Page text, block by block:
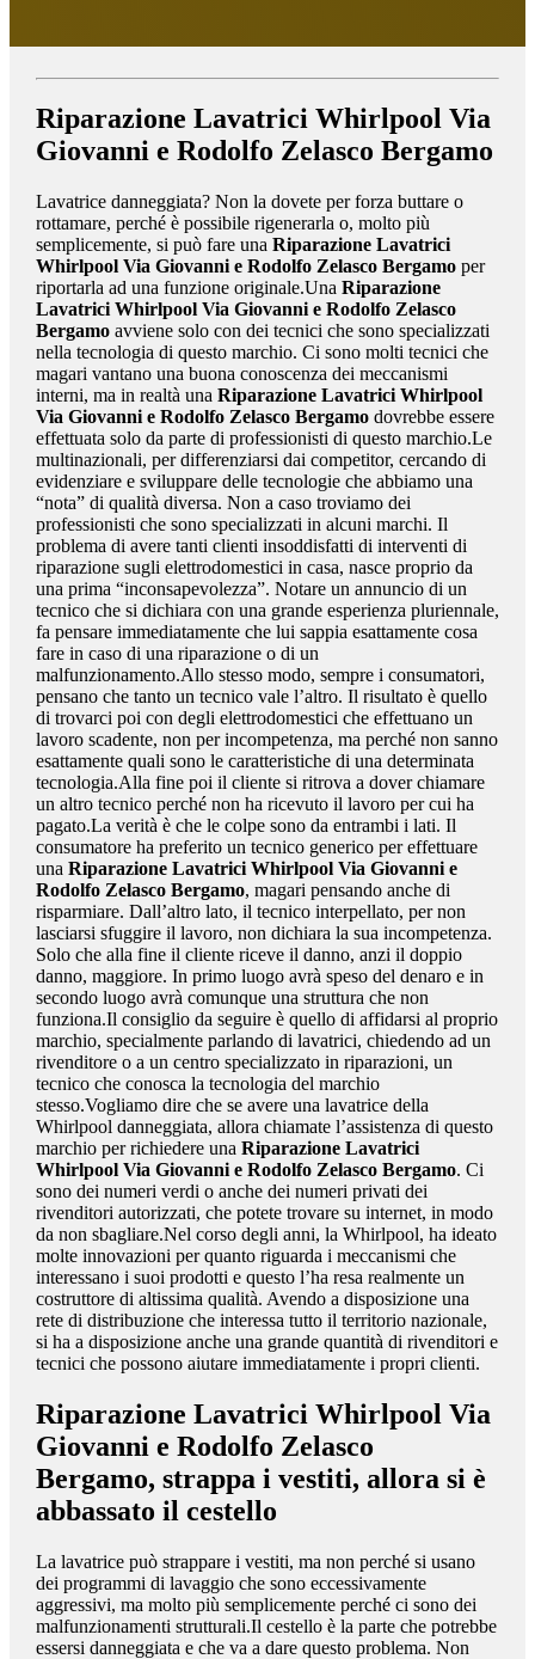
Riparazione Lavatrici Whirlpool Via
Giovanni e Rodolfo Zelasco Bergamo
Lavatrice danneggiata? Non la dovete per forza buttare o
rottamare, perché è possibile rigenerarla o, molto più
semplicemente, si può fare una Riparazione Lavatrici
Whirlpool Via Giovanni e Rodolfo Zelasco Bergamoper
riportarla ad una funzione originale.Una Riparazione
Lavatrici Whirlpool Via Giovanni e Rodolfo Zelasco
Bergamoavviene solo con dei tecnici che sono specializzati
nella tecnologia di questo marchio. Ci sono molti tecnici che
magari vantano una buona conoscenza dei meccanismi
interni, ma in realtà una Riparazione Lavatrici Whirlpool
Via Giovanni e Rodolfo Zelasco Bergamodovrebbe essere
effettuata solo da parte di professionisti di questo marchio.Le
multinazionali, per differenziarsi dai competitor, cercando di
evidenziare e sviluppare delle tecnologie che abbiamo una
“nota” di qualità diversa. Non a caso troviamo dei
professionisti che sono specializzati in alcuni marchi. Il
problema di avere tanti clienti insoddisfatti di interventi di
riparazione sugli elettrodomestici in casa, nasce proprio da
una prima “inconsapevolezza”. Notare un annuncio di un
tecnico che si dichiara con una grande esperienza pluriennale,
fa pensare immediatamente che lui sappia esattamente cosa
fare in caso di una riparazione o di un
malfunzionamento.Allo stesso modo, sempre i consumatori,
pensano che tanto un tecnico vale l’altro. Il risultato è quello
di trovarci poi con degli elettrodomestici che effettuano un
lavoro scadente, non per incompetenza, ma perché non sanno
esattamente quali sono le caratteristiche di una determinata
tecnologia.Alla fine poi il cliente si ritrova a dover chiamare
un altro tecnico perché non ha ricevuto il lavoro per cui ha
pagato.La verità è che le colpe sono da entrambi i lati. Il
consumatore ha preferito un tecnico generico per effettuare
una Riparazione Lavatrici Whirlpool Via Giovanni e
Rodolfo Zelasco Bergamo, magari pensando anche di
risparmiare. Dall’altro lato, il tecnico interpellato, per non
lasciarsi sfuggire il lavoro, non dichiara la sua incompetenza.
Solo che alla fine il cliente riceve il danno, anzi il doppio
danno, maggiore. In primo luogo avrà speso del denaro e in
secondo luogo avrà comunque una struttura che non
funziona.Il consiglio da seguire è quello di affidarsi al proprio
marchio, specialmente parlando di lavatrici, chiedendo ad un
rivenditore o a un centro specializzato in riparazioni, un
tecnico che conosca la tecnologia del marchio
stesso.Vogliamo dire che se avere una lavatrice della
Whirlpool danneggiata, allora chiamate l’assistenza di questo
marchio per richiedere una Riparazione Lavatrici
Whirlpool Via Giovanni e Rodolfo Zelasco Bergamo. Ci
sono dei numeri verdi o anche dei numeri privati dei
rivenditori autorizzati, che potete trovare su internet, in modo
da non sbagliare.Nel corso degli anni, la Whirlpool, ha ideato
molte innovazioni per quanto riguarda i meccanismi che
interessano i suoi prodotti e questo l’ha resa realmente un
costruttore di altissima qualità. Avendo a disposizione una
rete di distribuzione che interessa tutto il territorio nazionale,
si ha a disposizione anche una grande quantità di rivenditori e
tecnici che possono aiutare immediatamente i propri clienti.
Riparazione Lavatrici Whirlpool Via
Giovanni e Rodolfo Zelasco
Bergamo, strappa i vestiti, allora si è
abbassato il cestello
La lavatrice può strappare i vestiti, ma non perché si usano
dei programmi di lavaggio che sono eccessivamente
aggressivi, ma molto più semplicemente perché ci sono dei
malfunzionamenti strutturali.Il cestello è la parte che potrebbe
essersi danneggiata e che va a dare questo problema. Non